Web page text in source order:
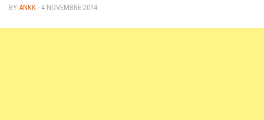
BY ANKK · 4 NOVEMBRE 2014